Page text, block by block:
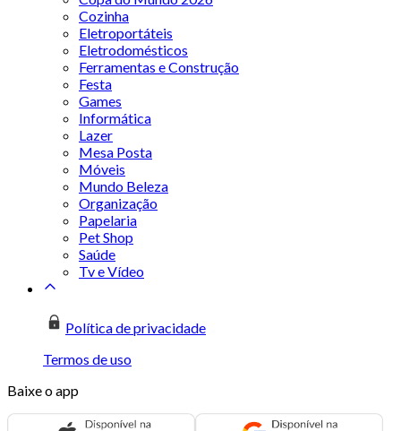
Cozinha
Eletroportáteis
Eletrodomésticos
Ferramentas e Construção
Festa
Games
Informática
Lazer
Mesa Posta
Móveis
Mundo Beleza
Organização
Papelaria
Pet Shop
Saúde
Tv e Vídeo
Política de privacidade
Termos de uso
Baixe o app